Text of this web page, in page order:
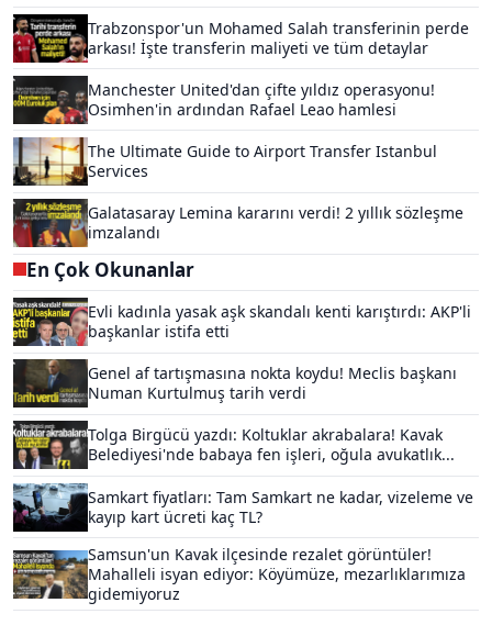
Trabzonspor'un Mohamed Salah transferinin perde
arkası! İşte transferin maliyeti ve tüm detaylar
Manchester United'dan çifte yıldız operasyonu!
Osimhen'in ardından Rafael Leao hamlesi
The Ultimate Guide to Airport Transfer Istanbul
Services
Galatasaray Lemina kararını verdi! 2 yıllık sözleşme
imzalandı
En Çok Okunanlar
Evli kadınla yasak aşk skandalı kenti karıştırdı: AKP'li
başkanlar istifa etti
Genel af tartışmasına nokta koydu! Meclis başkanı
Numan Kurtulmuş tarih verdi
Tolga Birgücü yazdı: Koltuklar akrabalara! Kavak
Belediyesi'nde babaya fen işleri, oğula avukatlık...
Samkart fiyatları: Tam Samkart ne kadar, vizeleme ve
kayıp kart ücreti kaç TL?
Samsun'un Kavak ilçesinde rezalet görüntüler!
Mahalleli isyan ediyor: Köyümüze, mezarlıklarımıza
gidemiyoruz